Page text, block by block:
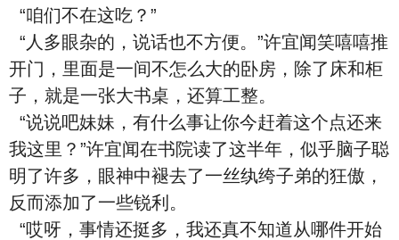
“咱们不在这吃？”
“人多眼杂的，说话也不方便。”许宜闻笑嘻嘻推
开门，里面是一间不怎么大的卧房，除了床和柜
子，就是一张大书桌，还算工整。
“说说吧妹妹，有什么事让你今赶着这个点还来
我这里？”许宜闻在书院读了这半年，似乎脑子聪
明了许多，眼神中褪去了一丝纨绔子弟的狂傲，
反而添加了一些锐利。
“哎呀，事情还挺多，我还真不知道从哪件开始